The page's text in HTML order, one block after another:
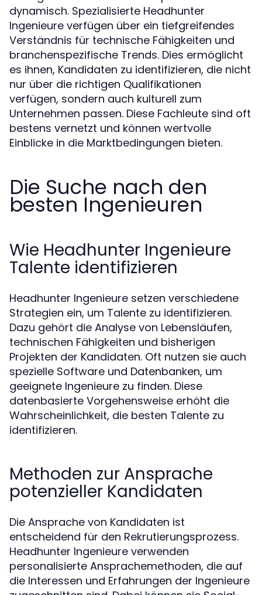
dynamisch. Spezialisierte Headhunter
Ingenieure verfügen über ein tiefgreifendes
Verständnis für technische Fähigkeiten und
branchenspezifische Trends. Dies ermöglicht
es ihnen, Kandidaten zu identifizieren, die nicht
nur über die richtigen Qualifikationen
verfügen, sondern auch kulturell zum
Unternehmen passen. Diese Fachleute sind oft
bestens vernetzt und können wertvolle
Einblicke in die Marktbedingungen bieten.
Die Suche nach den
besten Ingenieuren
Wie Headhunter Ingenieure
Talente identifizieren
Headhunter Ingenieure setzen verschiedene
Strategien ein, um Talente zu identifizieren.
Dazu gehört die Analyse von Lebensläufen,
technischen Fähigkeiten und bisherigen
Projekten der Kandidaten. Oft nutzen sie auch
spezielle Software und Datenbanken, um
geeignete Ingenieure zu finden. Diese
datenbasierte Vorgehensweise erhöht die
Wahrscheinlichkeit, die besten Talente zu
identifizieren.
Methoden zur Ansprache
potenzieller Kandidaten
Die Ansprache von Kandidaten ist
entscheidend für den Rekrutierungsprozess.
Headhunter Ingenieure verwenden
personalisierte Ansprachemethoden, die auf
die Interessen und Erfahrungen der Ingenieure